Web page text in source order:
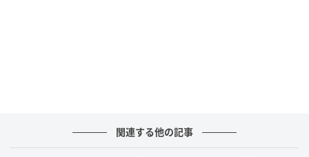
関連する他の記事